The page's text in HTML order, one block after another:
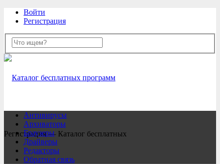
Войти
Регистрация
Регистрация — Каталог бесплатных
Антивирусы
Архиваторы
Браузеры
Драйверы
Редакторы
Обратная связь